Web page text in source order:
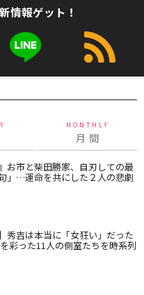
情報ゲット！
MONTHLY
月 間
お市と柴田勝家、自刃しての最
」…運命を共にした２人の悲劇
秀吉は本当に「女狂い」だった
彩った11人の側室たちを時系列